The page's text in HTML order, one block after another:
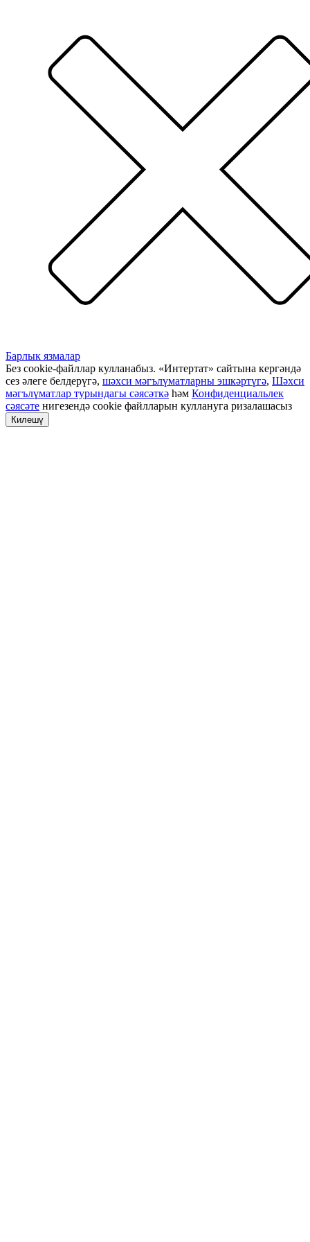
Барлык язмалар
Без cookie-файллар кулланабыз. «Интертат» сайтына кергәндә
сез әлеге белдерүгә, шәхси мәгълүматларны эшкәртүгә, Шәхси
мәгълүматлар турындагы сәясәткә һәм Конфиденциальлек
сәясәте нигезендә cookie файлларын куллануга ризалашасыз
Килешү